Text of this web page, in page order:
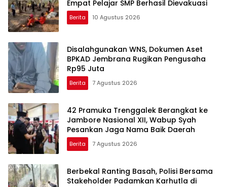
Empat Pelajar SMP Berhasil Dievakuasi
Berita 10 Agustus 2026
Disalahgunakan WNS, Dokumen Aset
BPKAD Jembrana Rugikan Pengusaha
Rp95 Juta
Berita 7 Agustus 2026
42 Pramuka Trenggalek Berangkat ke
Jambore Nasional XII, Wabup Syah
Pesankan Jaga Nama Baik Daerah
Berita 7 Agustus 2026
Berbekal Ranting Basah, Polisi Bersama
Stakeholder Padamkan Karhutla di